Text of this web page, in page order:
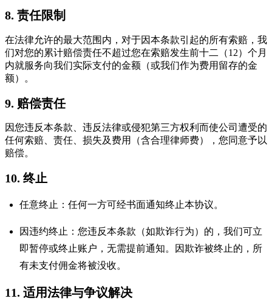
8. 责任限制
在法律允许的最大范围内，对于因本条款引起的所有索赔，我
们对您的累计赔偿责任不超过您在索赔发生前十二（12）个月
内就服务向我们实际支付的金额（或我们作为费用留存的金
额）。
9. 赔偿责任
因您违反本条款、违反法律或侵犯第三方权利而使公司遭受的
任何索赔、责任、损失及费用（含合理律师费），您同意予以
赔偿。
10. 终止
任意终止：任何一方可经书面通知终止本协议。
因违约终止：您违反本条款（如欺诈行为）的，我们可立
即暂停或终止账户，无需提前通知。因欺诈被终止的，所
有未支付佣金将被没收。
11. 适用法律与争议解决